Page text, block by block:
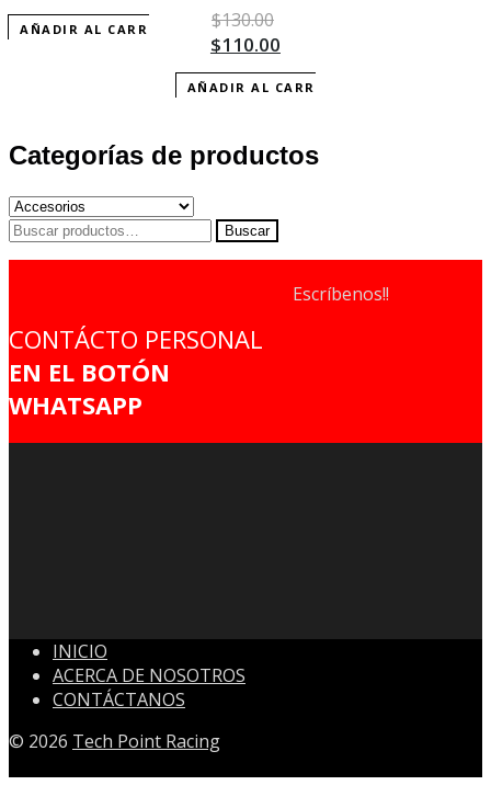
AÑADIR AL CARRITO $130.00
$110.00
AÑADIR AL CARRITO
Categorías de productos
Buscar
Buscar
CONTÁCTO PERSONAL
EN EL BOTÓN
WHATSAPP
Escríbenos!!
INICIO
ACERCA DE NOSOTROS
CONTÁCTANOS
© 2026 Tech Point Racing